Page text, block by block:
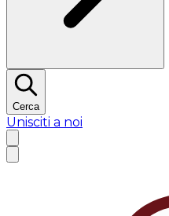
Cerca
Unisciti a noi